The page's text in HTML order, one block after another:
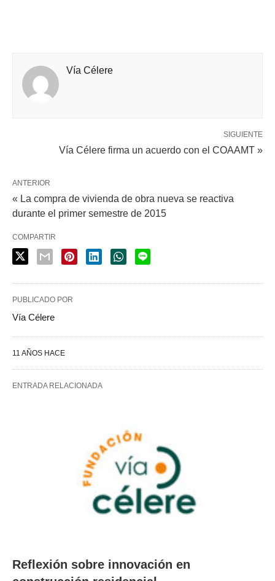
Vía Célere
SIGUIENTE
Vía Célere firma un acuerdo con el COAAMT »
ANTERIOR
« La compra de vivienda de obra nueva se reactiva
durante el primer semestre de 2015
COMPARTIR
PUBLICADO POR
Vía Célere
11 AÑOS HACE
ENTRADA RELACIONADA
Reflexión sobre innovación en